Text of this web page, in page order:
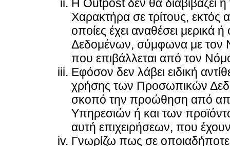
Η Outpost δεν θα διαβιβάζει
Χαρακτήρα σε τρίτους, εκτός
οποίες έχει αναθέσει μερικά
Δεδομένων, σύμφωνα με τον
που επιβάλλεται από τον
Εφόσον δεν λάβει ειδική
χρήσης των Προσωπικών
σκοπό την προώθηση από
Υπηρεσιών ή και των
αυτή επιχειρήσεων, που
Γνωρίζω πως σε οποιαδήποτε